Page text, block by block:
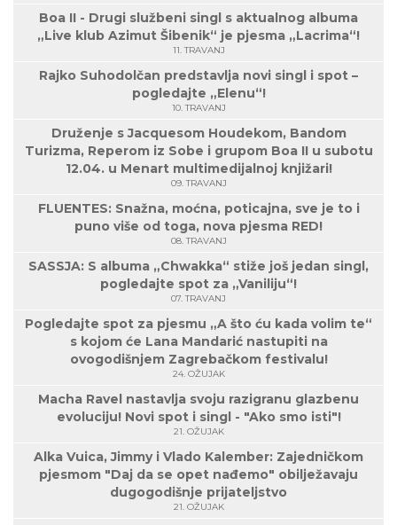
Boa II - Drugi službeni singl s aktualnog albuma
„Live klub Azimut Šibenik“ je pjesma „Lacrima“!
11. TRAVANJ
Rajko Suhodolčan predstavlja novi singl i spot –
pogledajte „Elenu“!
10. TRAVANJ
Druženje s Jacquesom Houdekom, Bandom
Turizma, Reperom iz Sobe i grupom Boa II u subotu
12.04. u Menart multimedijalnoj knjižari!
09. TRAVANJ
FLUENTES: Snažna, moćna, poticajna, sve je to i
puno više od toga, nova pjesma RED!
08. TRAVANJ
SASSJA: S albuma „Chwakka“ stiže još jedan singl,
pogledajte spot za „Vaniliju“!
07. TRAVANJ
Pogledajte spot za pjesmu „A što ću kada volim te“
s kojom će Lana Mandarić nastupiti na
ovogodišnjem Zagrebačkom festivalu!
24. OŽUJAK
Macha Ravel nastavlja svoju razigranu glazbenu
evoluciju! Novi spot i singl - "Ako smo isti"!
21. OŽUJAK
Alka Vuica, Jimmy i Vlado Kalember: Zajedničkom
pjesmom "Daj da se opet nađemo" obilježavaju
dugogodišnje prijateljstvo
21. OŽUJAK